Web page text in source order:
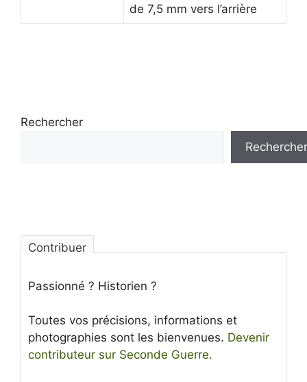
de 7,5 mm vers l’arrière
Rechercher
Rechercher
Contribuer
Passionné ? Historien ?
Toutes vos précisions, informations et
photographies sont les bienvenues. Devenir
contributeur sur Seconde Guerre.